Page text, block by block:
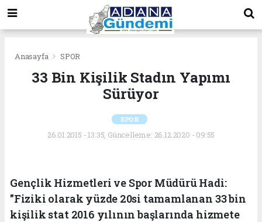
Anasayfa SPOR
33 Bin Kişilik Stadın Yapımı
Sürüyor
SPOR
26.01.2015 - 13:35, Güncelleme: 26.12.2020 - 09:55
Gençlik Hizmetleri ve Spor Müdürü Hadi:
"Fiziki olarak yüzde 20si tamamlanan 33 bin
kişilik stat 2016 yılının başlarında hizmete